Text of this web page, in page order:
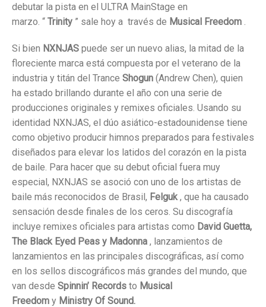
debutar la pista en el ULTRA MainStage en
marzo. “ Trinity ” sale hoy a través de Musical Freedom .
Si bien NXNJAS puede ser un nuevo alias, la mitad de la
floreciente marca está compuesta por el veterano de la
industria y titán del Trance Shogun (Andrew Chen), quien
ha estado brillando durante el año con una serie de
producciones originales y remixes oficiales. Usando su
identidad NXNJAS, el dúo asiático-estadounidense tiene
como objetivo producir himnos preparados para festivales
diseñados para elevar los latidos del corazón en la pista
de baile. Para hacer que su debut oficial fuera muy
especial, NXNJAS se asoció con uno de los artistas de
baile más reconocidos de Brasil, Felguk, que ha causado
sensación desde finales de los ceros. Su discografía
incluye remixes oficiales para artistas como David Guetta,
The Black Eyed Peas y Madonna , lanzamientos de
lanzamientos en las principales discográficas, así como
en los sellos discográficos más grandes del mundo, que
van desde Spinnin’ Records to Musical
Freedom y Ministry Of Sound.